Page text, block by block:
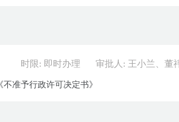
时限: 即时办理 审批人: 王小兰、董
准予行政许可决定书》